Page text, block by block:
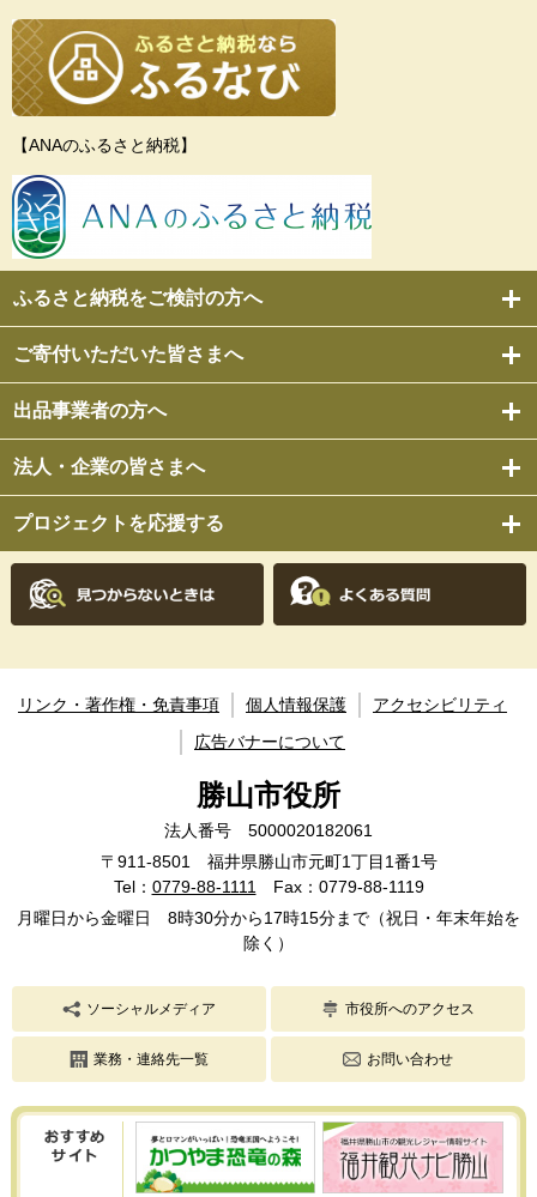
【ANAのふるさと納税】
ふるさと納税をご検討の方へ
ご寄付いただいた皆さまへ
出品事業者の方へ
法人・企業の皆さまへ
プロジェクトを応援する
リンク・著作権・免責事項 個人情報保護
アクセシビリティ
広告バナーについて
勝山市役所
法人番号 5000020182061
〒911-8501 福井県勝山市元町1丁目1番1号
Tel： 0779-88-1111Fax：0779-88-1119
月曜日から金曜日 8時30分から17時15分まで（祝日・年末年始を
除く）
ソーシャルメディア 市役所へのアクセス
業務・連絡先一覧 お問い合わせ